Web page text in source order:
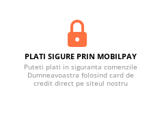
PLATI SIGURE PRIN MOBILPAY
Puteti plati in siguranta comenzile
Dumneavoastra folosind card de
credit direct pe siteul nostru